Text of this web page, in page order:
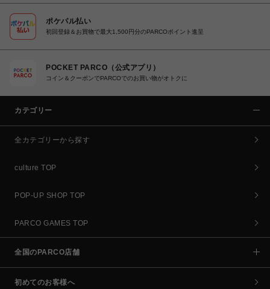
ポケパル払い
初回登録＆お買物で最大1,500円分のPARCOポイント進呈
POCKET PARCO（公式アプリ）
コイン＆クーポンでPARCOでのお買い物がオトクに
カテゴリー
全カテゴリーから探す
culture TOP
POP-UP SHOP TOP
PARCO GAMES TOP
全国のPARCO店舗
初めてのお客様へ